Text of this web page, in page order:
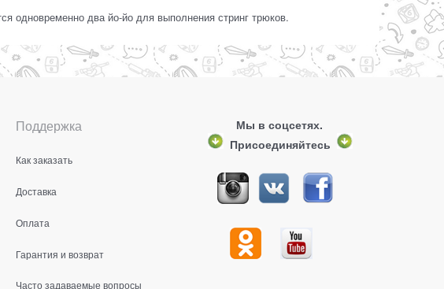
одновременно два йо-йо для выполнения стринг трюков.
Поддержка
Как заказать
Доставка
Оплата
Гарантия и возврат
Часто задаваемые вопросы
Мы в соцсетях.
Присоединяйтесь